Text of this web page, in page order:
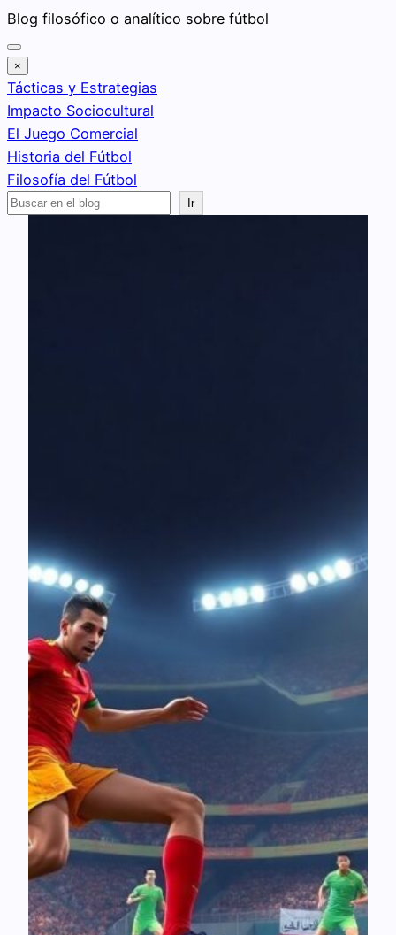
Saltar
al
contenido
Blog filosófico o analítico sobre fútbol
×
Tácticas y Estrategias
Impacto Sociocultural
El Juego Comercial
Historia del Fútbol
Filosofía del Fútbol
Buscar
Ir